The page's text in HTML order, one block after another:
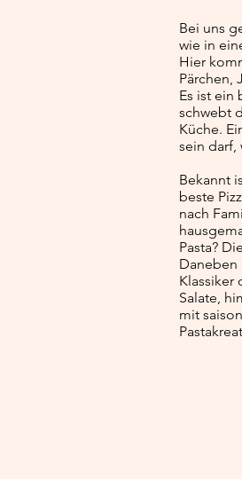
Bei uns
wie in
Hier
Pärchen,
Es ist ein
schwebt
Küche.
sein darf,
Bekannt
beste
nach
Pasta?
Daneben
Klassiker
Salate,
mit